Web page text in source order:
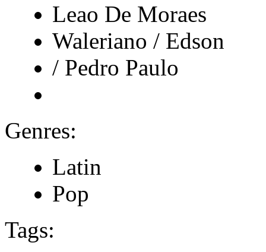
Leao De Moraes
Waleriano / Edson
/ Pedro Paulo
Genres:
Latin
Pop
Tags: